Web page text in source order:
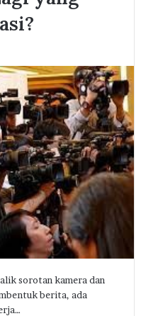
sorotan kamera dan
berita, ada